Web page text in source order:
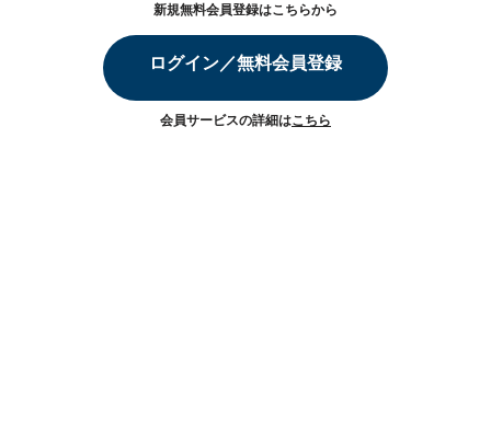
新規無料会員登録はこちらから
ログイン／無料会員登録
会員サービスの詳細はこちら